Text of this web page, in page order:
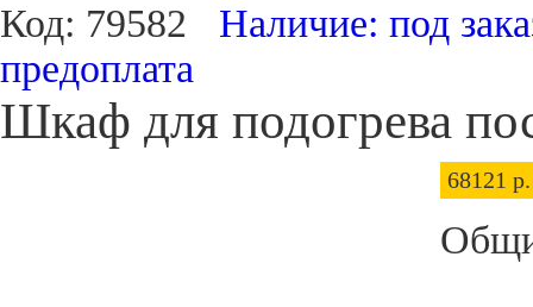
Код: 79582
Наличие: под
предоплата
Шкаф для подогрева
68121 р.